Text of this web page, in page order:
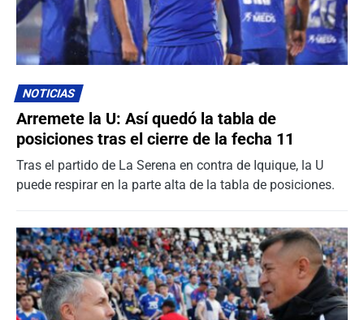
NOTICIAS
Arremete la U: Así quedó la tabla de
posiciones tras el cierre de la fecha 11
Tras el partido de La Serena en contra de Iquique, la U
puede respirar en la parte alta de la tabla de posiciones.